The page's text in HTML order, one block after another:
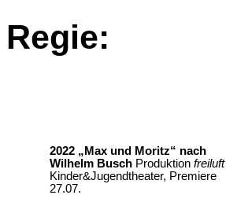
Regie:
2022 „Max und Moritz“ nach
Wilhelm Busch Produktionfreiluft
Kinder&Jugendtheater, Premiere
27.07.